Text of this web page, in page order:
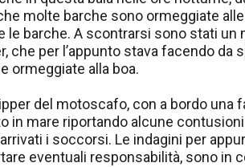
molte barche sono ormeggiate
le barche. A scontrarsi sono stati
che per l’appunto stava facendo da
ormeggiate alla boa.
del motoscafo, con a bordo una
in mare riportando alcune
i soccorsi. Le indagini per
eventuali responsabilità, sono in